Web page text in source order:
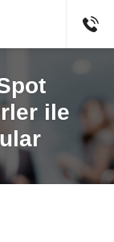
ile